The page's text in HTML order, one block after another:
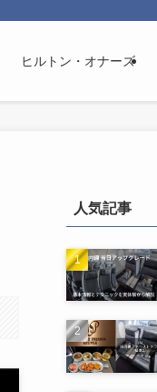
ヒルトン・オナーズ
人気記事